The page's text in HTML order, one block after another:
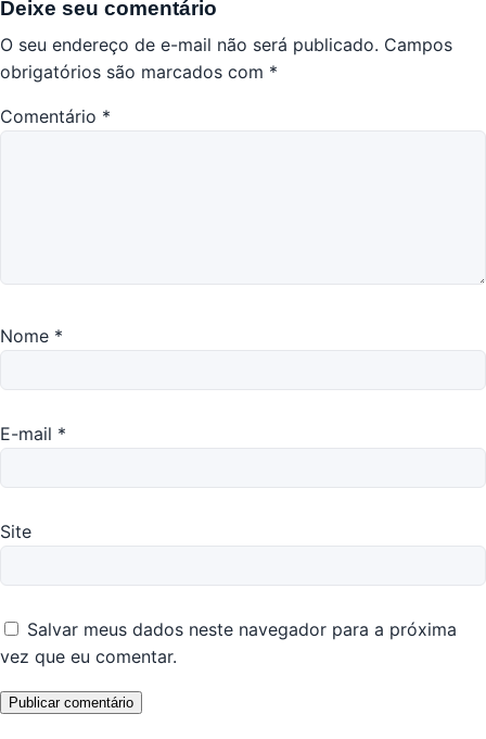
Deixe seu comentário
O seu endereço de e-mail não será publicado. Campos
obrigatórios são marcados com *
Comentário *
Nome *
E-mail *
Site
Salvar meus dados neste navegador para a próxima
vez que eu comentar.